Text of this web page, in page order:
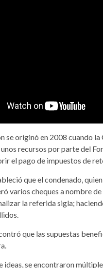
se originó en 2008 cuando
recursos por parte del
el pago de impuestos de
que el condenado,
varios cheques a nombre
la referida sigla;
que las supuestas
ideas, se encontraron